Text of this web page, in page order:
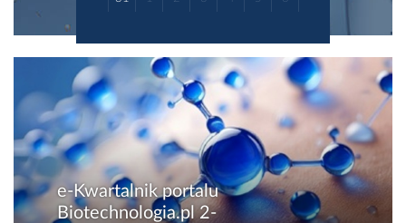
e-Kwartalnik portalu
Biotechnologia.pl 2-